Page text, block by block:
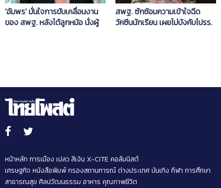
'อัมพร' มั่นใจการขับเคลื่อนงาน
ของ สพฐ. หลังได้ลูกหม้อ นั่งผู้
สพฐ. ซักซ้อมความเข้าใจฉีด
วัคซีนนักเรียน เผยไม่บังคับไปรร.
หน้าหลัก การเมือง เปลว สีเงิน X-CITE คอลัมนิสต์
เศรษฐกิจ หนังสือพิมพ์กรองสถานการณ์ต่างประเทศบันเทิง กีฬา การศึกษา
สาธารณสุข ศิลปวัฒนธรรม อาหาร คุณภาพชีวิต